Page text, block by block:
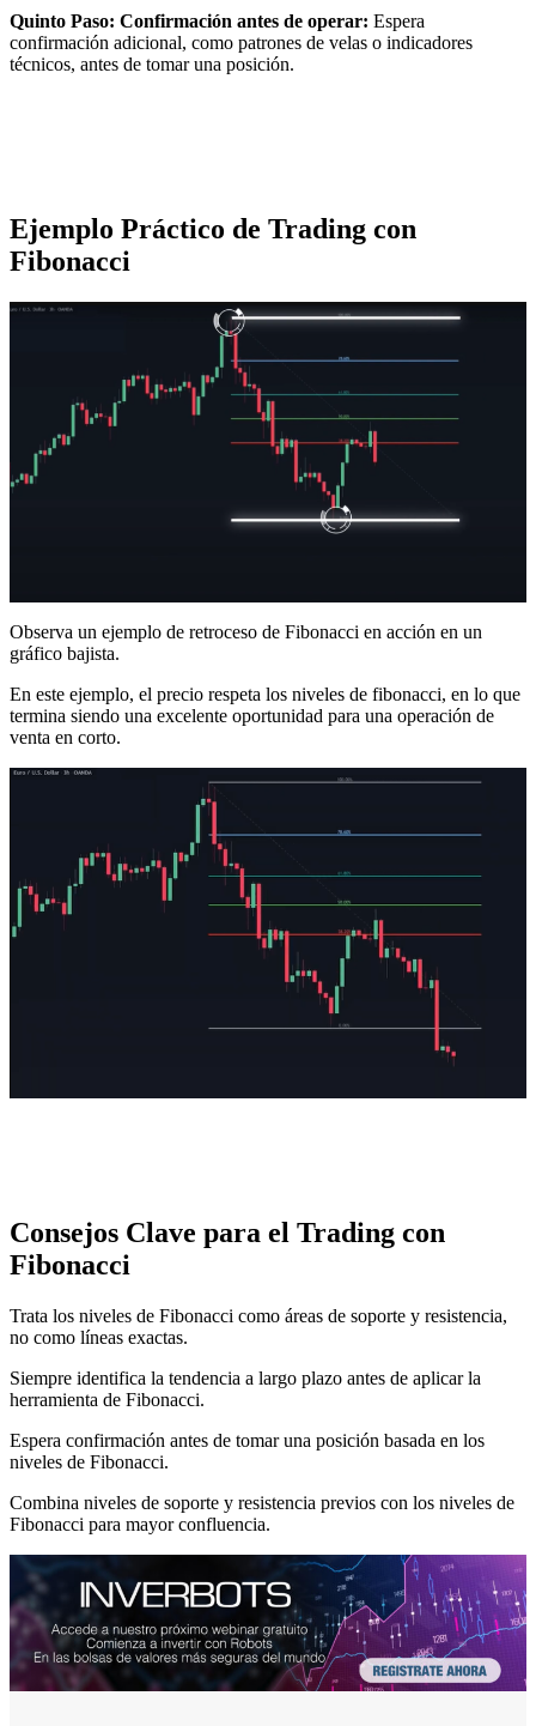
Quinto Paso: Confirmación antes de operar: Espera
confirmación adicional, como patrones de velas o indicadores
técnicos, antes de tomar una posición.
Ejemplo Práctico de Trading con
Fibonacci
Observa un ejemplo de retroceso de Fibonacci en acción en un
gráfico bajista.
En este ejemplo, el precio respeta los niveles de fibonacci, en lo que
termina siendo una excelente oportunidad para una operación de
venta en corto.
Consejos Clave para el Trading con
Fibonacci
Trata los niveles de Fibonacci como áreas de soporte y resistencia,
no como líneas exactas.
Siempre identifica la tendencia a largo plazo antes de aplicar la
herramienta de Fibonacci.
Espera confirmación antes de tomar una posición basada en los
niveles de Fibonacci.
Combina niveles de soporte y resistencia previos con los niveles de
Fibonacci para mayor confluencia.